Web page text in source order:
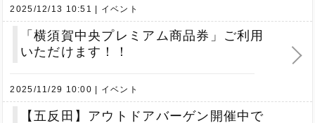
2025/12/13 10:51 イベント
「横須賀中央プレミアム商品券」ご利用
いただけます！！
2025/11/29 10:00 イベント
【五反田】アウトドアバーゲン開催中で